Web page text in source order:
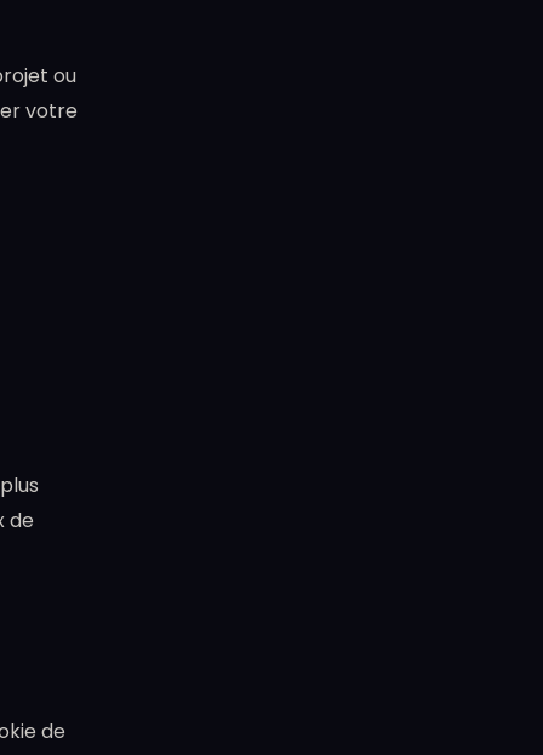
ou
votre
de
de